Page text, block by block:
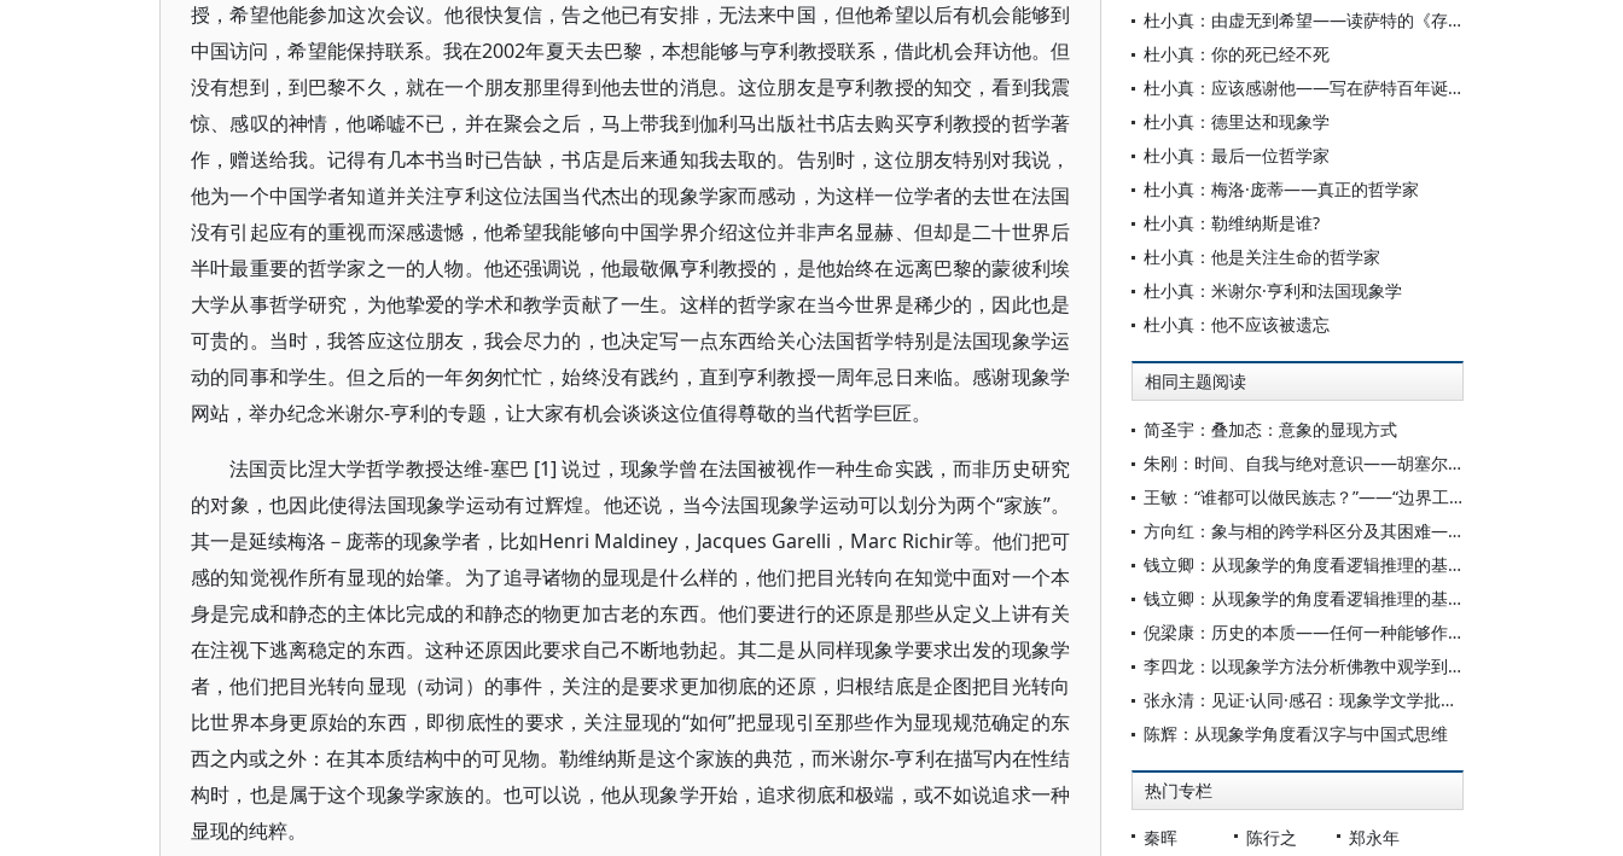
授，希望他能参加这次会议。他很快复信，告之他已有安排，无法来中国，但他希望以后有机会能够到
中国访问，希望能保持联系。我在2002年夏天去巴黎，本想能够与亨利教授联系，借此机会拜访他。但
没有想到，到巴黎不久，就在一个朋友那里得到他去世的消息。这位朋友是亨利教授的知交，看到我震
惊、感叹的神情，他唏嘘不已，并在聚会之后，马上带我到伽利马出版社书店去购买亨利教授的哲学著
作，赠送给我。记得有几本书当时已告缺，书店是后来通知我去取的。告别时，这位朋友特别对我说，
他为一个中国学者知道并关注亨利这位法国当代杰出的现象学家而感动，为这样一位学者的去世在法国
没有引起应有的重视而深感遗憾，他希望我能够向中国学界介绍这位并非声名显赫、但却是二十世界后
半叶最重要的哲学家之一的人物。他还强调说，他最敬佩亨利教授的，是他始终在远离巴黎的蒙彼利埃
大学从事哲学研究，为他挚爱的学术和教学贡献了一生。这样的哲学家在当今世界是稀少的，因此也是
可贵的。当时，我答应这位朋友，我会尽力的，也决定写一点东西给关心法国哲学特别是法国现象学运
动的同事和学生。但之后的一年匆匆忙忙，始终没有践约，直到亨利教授一周年忌日来临。感谢现象学
网站，举办纪念米谢尔-亨利的专题，让大家有机会谈谈这位值得尊敬的当代哲学巨匠。
法国贡比涅大学哲学教授达维-塞巴 [1] 说过，现象学曾在法国被视作一种生命实践，而非历史研究
的对象，也因此使得法国现象学运动有过辉煌。他还说，当今法国现象学运动可以划分为两个“家族”。
其一是延续梅洛－庞蒂的现象学者，比如Henri Maldiney，Jacques Garelli，Marc Richir等。他们把可
感的知觉视作所有显现的始肇。为了追寻诸物的显现是什么样的，他们把目光转向在知觉中面对一个本
身是完成和静态的主体比完成的和静态的物更加古老的东西。他们要进行的还原是那些从定义上讲有关
在注视下逃离稳定的东西。这种还原因此要求自己不断地勃起。其二是从同样现象学要求出发的现象学
者，他们把目光转向显现（动词）的事件，关注的是要求更加彻底的还原，归根结底是企图把目光转向
比世界本身更原始的东西，即彻底性的要求，关注显现的“如何”把显现引至那些作为显现规范确定的东
西之内或之外：在其本质结构中的可见物。勒维纳斯是这个家族的典范，而米谢尔-亨利在描写内在性结
构时，也是属于这个现象学家族的。也可以说，他从现象学开始，追求彻底和极端，或不如说追求一种
显现的纯粹。
杜小真：由虚无到希望——读萨特的《存在与虚无》
杜小真：你的死已经不死
杜小真：应该感谢他——写在萨特百年诞辰、逝世25周年之际
杜小真：德里达和现象学
杜小真：最后一位哲学家
杜小真：梅洛·庞蒂——真正的哲学家
杜小真：勒维纳斯是谁?
杜小真：他是关注生命的哲学家
杜小真：米谢尔·亨利和法国现象学
杜小真：他不应该被遗忘
相同主题阅读
简圣宇：叠加态：意象的显现方式
朱刚：时间、自我与绝对意识——胡塞尔现象学中的时间与本原
王敏：“谁都可以做民族志？”——“边界工作”视角下的民族志知识生产及反思
方向红：象与相的跨学科区分及其困难——兼论一种易学—现象学的解决方案
钱立卿：从现象学的角度看逻辑推理的基础——论卡罗尔疑难与分离规则的合法性根源
钱立卿：从现象学的角度看逻辑推理的基础——论卡罗尔疑难与分离规则的合法性根源
倪梁康：历史的本质——任何一种能够作为严格科学出现的未来历史现象学导引
李四龙：以现象学方法分析佛教中观学到唯识学的过渡
张永清：见证·认同·感召：现象学文学批评“回到作品本身”的三种理路
陈辉：从现象学角度看汉字与中国式思维
热门专栏
秦晖 陈行之
郑永年